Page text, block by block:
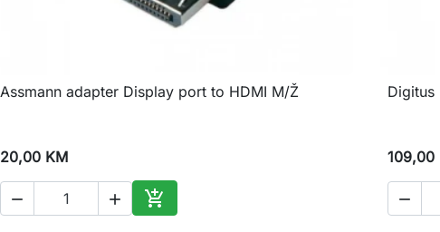
 Brzi pregled
Assmann adapter Display port to HDMI M/Ž
20,00 KM
  
Dodaj u korpu
Digitus
109,00
